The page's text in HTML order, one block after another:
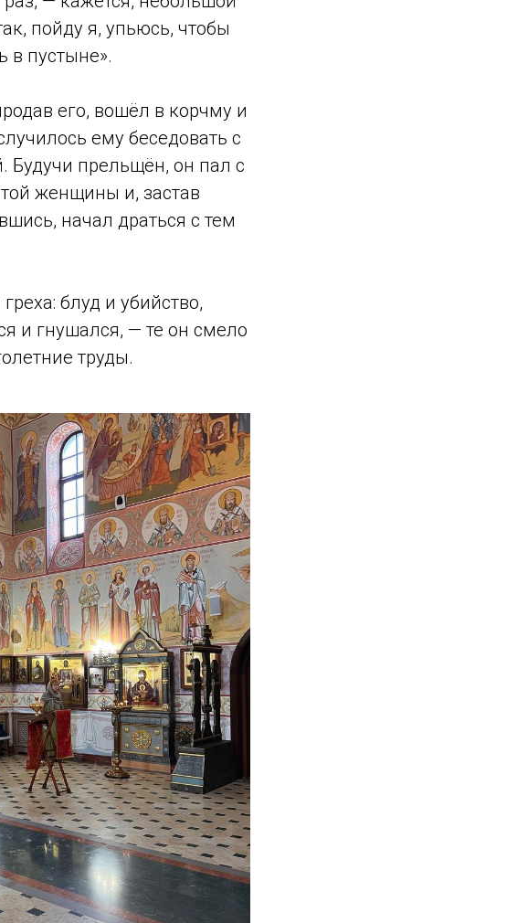
пойду я, упьюсь, чтобы
в пустыне».
его, вошёл в корчму и
ему беседовать с
прельщён, он пал с
женщины и, застав
начал драться с тем
блуд и убийство,
и гнушался, — те он смело
труды.